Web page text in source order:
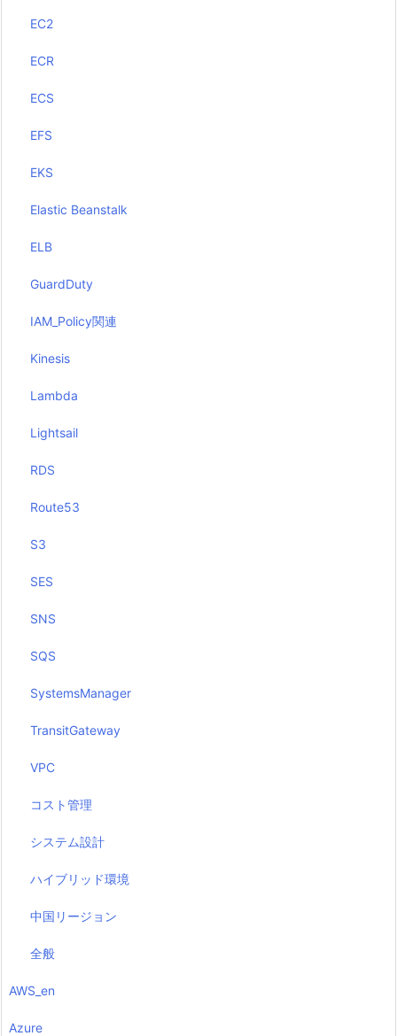
EC2
ECR
ECS
EFS
EKS
Elastic Beanstalk
ELB
GuardDuty
IAM_Policy関連
Kinesis
Lambda
Lightsail
RDS
Route53
S3
SES
SNS
SQS
SystemsManager
TransitGateway
VPC
コスト管理
システム設計
ハイブリッド環境
中国リージョン
全般
AWS_en
Azure